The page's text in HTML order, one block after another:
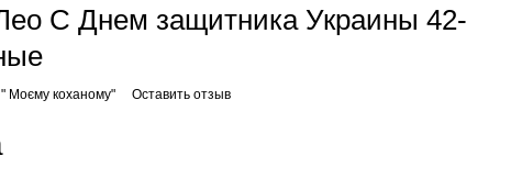
С Днем защитника Украины 42-
Моєму коханому" Оставить отзыв